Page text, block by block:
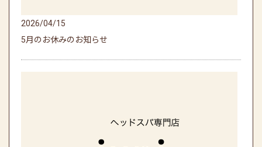
2026/04/15
5月のお休みのお知らせ